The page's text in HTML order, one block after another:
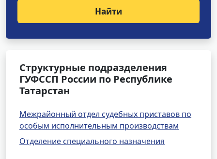
Найти
Структурные подразделения
ГУФССП России по Республике
Татарстан
Межрайонный отдел судебных приставов по
особым исполнительным производствам
Отделение специального назначения